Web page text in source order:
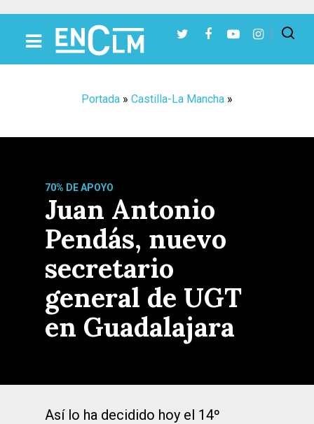
Portada » Castilla-La Mancha »
70% DE APOYO
Juan Antonio
Pendás, nuevo
secretario
general de UGT
en Guadalajara
Así lo ha decidido hoy el 14º